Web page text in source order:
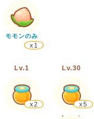
モモンのみ
x1
Lv.1
x2
Lv.30
x5